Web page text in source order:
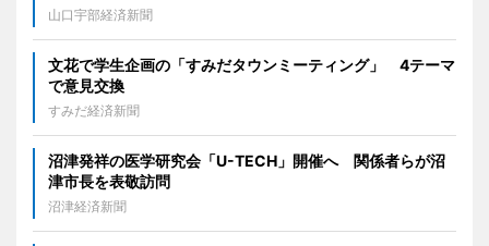
山口宇部経済新聞
文花で学生企画の「すみだタウンミーティング」 4テーマ
で意見交換
すみだ経済新聞
沼津発祥の医学研究会「U-TECH」開催へ 関係者らが沼
津市長を表敬訪問
沼津経済新聞